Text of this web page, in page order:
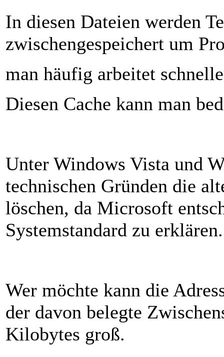
In diesen Dateien werden
zwischengespeichert um
man häufig arbeitet
Diesen Cache kann man
Unter Windows Vista und
technischen Gründen die
löschen, da Microsoft
Systemstandard zu erklären.
Wer möchte kann die
der davon belegte
Kilobytes groß.